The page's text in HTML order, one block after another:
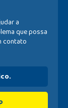
a
que possa
contato